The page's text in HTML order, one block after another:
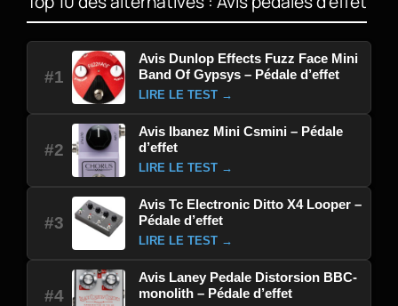
#1
Avis Dunlop Effects Fuzz Face Mini
Band Of Gypsys – Pédale d’effet
LIRE LE TEST →
#2
Avis Ibanez Mini Csmini – Pédale
d’effet
LIRE LE TEST →
#3
Avis Tc Electronic Ditto X4 Looper –
Pédale d’effet
LIRE LE TEST →
#4
Avis Laney Pedale Distorsion BBC-
monolith – Pédale d’effet